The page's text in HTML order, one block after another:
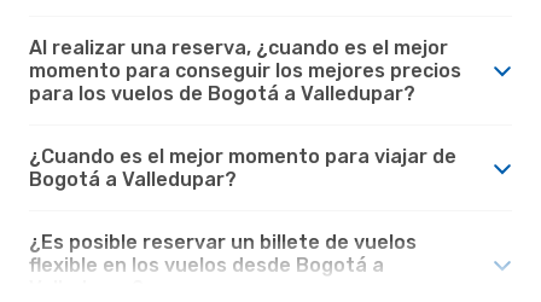
Al realizar una reserva, ¿cuando es el mejor
momento para conseguir los mejores precios
para los vuelos de Bogotá a Valledupar?
¿Cuando es el mejor momento para viajar de
Bogotá a Valledupar?
¿Es posible reservar un billete de vuelos
flexible en los vuelos desde Bogotá a